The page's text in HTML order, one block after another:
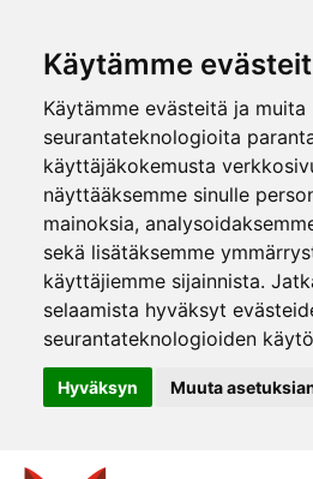
Käytämme
Käytämme evästeitä ja muita
seurantateknologioita
käyttäjäkokemusta
näyttääksemme sinulle
mainoksia,
sekä lisätäksemme
käyttäjiemme sijainnista.
selaamista hyväksyt
seurantateknologioiden
Hyväksyn Muuta